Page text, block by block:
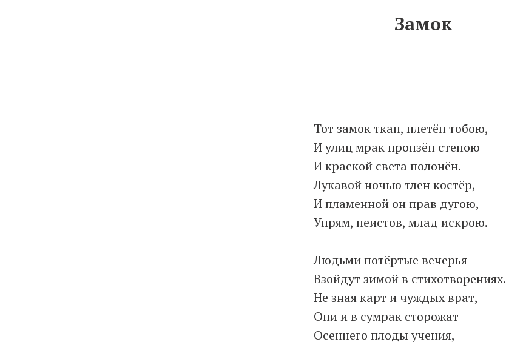
Замок
Тот замок ткан, плетён тобою,
И улиц мрак пронзён стеною
И краской света полонён.
Лукавой ночью тлен костёр,
И пламенной он прав дугою,
Упрям, неистов, млад искрою.
Людьми потёртые вечерья
Взойдут зимой в стихотворениях.
Не зная карт и чуждых врат,
Они и в сумрак сторожат
Осеннего плоды учения,